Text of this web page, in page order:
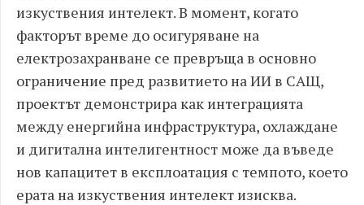
изкуствения интелект. В момент, когато
факторът време до осигуряване на
електрозахранване се превръща в основно
ограничение пред развитието на ИИ в САЩ,
проектът демонстрира как интеграцията
между енергийна инфраструктура, охлаждане
и дигитална интелигентност може да въведе
нов капацитет в експлоатация с темпото, което
ерата на изкуствения интелект изисква.